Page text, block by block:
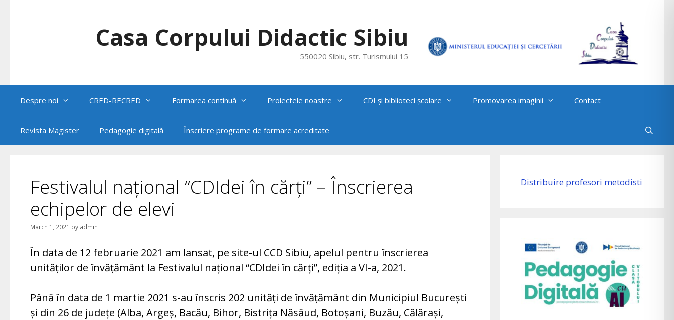
Casa Corpului Didactic Sibiu
550020 Sibiu, str. Turismului 15
Despre noi CRED-RECRED Formarea continuă Proiectele noastre CDI și biblioteci școlare Promovarea imaginii Contact
Revista Magister Pedagogie digitală Înscriere programe de formare acreditate
Festivalul național “CDIdei în cărți” – Înscrierea
echipelor de elevi
March 1, 2021 by admin
În data de 12 februarie 2021 am lansat, pe site-ul CCD Sibiu, apelul pentru înscrierea
unităților de învățământ la Festivalul național “CDIdei în cărți”, ediția a VI-a, 2021.
Până în data de 1 martie 2021 s-au înscris 202 unități de învățământ din Municipiul București
și din 26 de județe (Alba, Argeș, Bacău, Bihor, Bistrița Năsăud, Botoșani, Buzău, Călărași,
Distribuire profesori metodisti